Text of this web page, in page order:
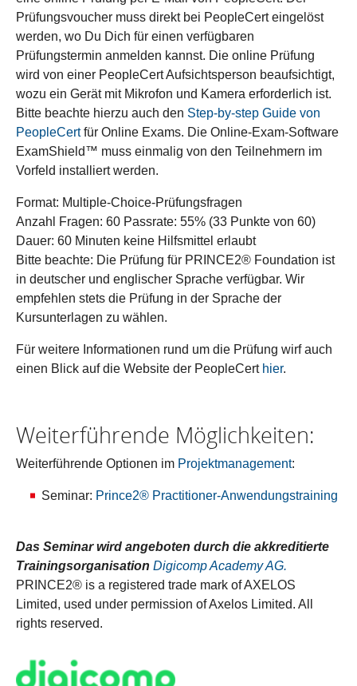
Prüfungsvoucher muss direkt bei PeopleCert eingelöst
werden, wo Du Dich für einen verfügbaren
Prüfungstermin anmelden kannst. Die online Prüfung
wird von einer PeopleCert Aufsichtsperson beaufsichtigt,
wozu ein Gerät mit Mikrofon und Kamera erforderlich ist.
Bitte beachte hierzu auch den Step-by-step Guide von
PeopleCertfür Online Exams. Die Online-Exam-Software
ExamShield™ muss einmalig von den Teilnehmern im
Vorfeld installiert werden.
Format: Multiple-Choice-Prüfungsfragen
Anzahl Fragen: 60 Passrate: 55% (33 Punkte von 60)
Dauer: 60 Minuten keine Hilfsmittel erlaubt
Bitte beachte: Die Prüfung für PRINCE2® Foundation ist
in deutscher und englischer Sprache verfügbar. Wir
empfehlen stets die Prüfung in der Sprache der
Kursunterlagen zu wählen.
Für weitere Informationen rund um die Prüfung wirf auch
einen Blick auf die Website der PeopleCert hier.
Weiterführende Möglichkeiten:
Weiterführende Optionen im Projektmanagement:
Seminar: Prince2® Practitioner-Anwendungstraining
Das Seminar wird angeboten durch die akkreditierte
Trainingsorganisation Digicomp Academy AG.
PRINCE2® is a registered trade mark of AXELOS
Limited, used under permission of Axelos Limited. All
rights reserved.